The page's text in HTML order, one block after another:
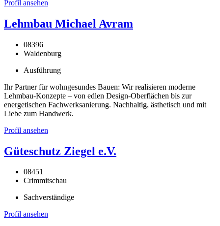
Profil ansehen
Lehmbau Michael Avram
08396
Waldenburg
Ausführung
Ihr Partner für wohngesundes Bauen: Wir realisieren moderne
Lehmbau-Konzepte – von edlen Design-Oberflächen bis zur
energetischen Fachwerksanierung. Nachhaltig, ästhetisch und mit
Liebe zum Handwerk.
Profil ansehen
Güteschutz Ziegel e.V.
08451
Crimmitschau
Sachverständige
Profil ansehen